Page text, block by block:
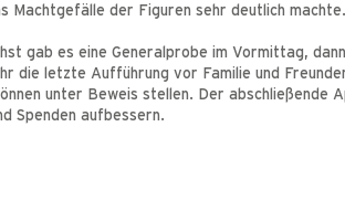
Machtgefälle der Figuren sehr deutlich
gab es eine Generalprobe im Vormittag,
die letzte Aufführung vor Familie und
unter Beweis stellen. Der
Spenden aufbessern.